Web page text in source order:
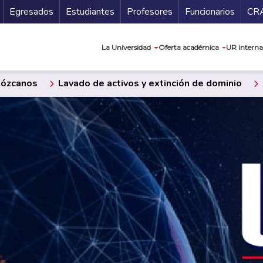
Secundario
Egresados Estudiantes Profesores Funcionarios
La Universidad Oferta académica UR
Lavado de activos y extinción de dominio